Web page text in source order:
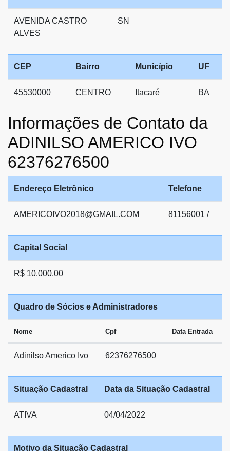
AVENIDA CASTRO
ALVES
SN
CEP Bairro Município UF
45530000 CENTRO Itacaré BA
Informações de Contato da
ADINILSO AMERICO IVO
62376276500
Endereço Eletrônico Telefone
AMERICOIVO2018@GMAIL.COM 81156001 /
Capital Social
R$ 10.000,00
Quadro de Sócios e Administradores
Nome Cpf Data Entrada
Adinilso Americo Ivo 62376276500
Situação Cadastral Data da Situação Cadastral
ATIVA 04/04/2022
Motivo da Situação Cadastral